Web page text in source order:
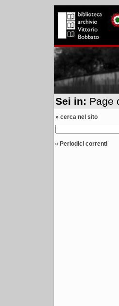
Sei in: Page
» cerca nel sito
» Periodici correnti